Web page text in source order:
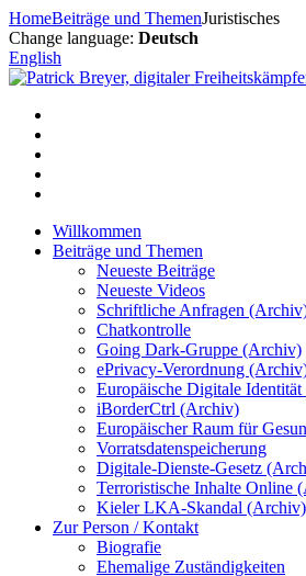
Zum
Inhalt
springen
HomeBeiträge und ThemenJuristisches
Change language: Deutsch
English
Willkommen
Beiträge und Themen
Neueste Beiträge
Neueste Videos
Schriftliche Anfragen
Chatkontrolle
Going Dark-Gruppe (Archiv)
ePrivacy-Verordnung
Europäische Digitale
iBorderCtrl (Archiv)
Europäischer Raum für
Vorratsdatenspeicherung
Digitale-Dienste-Gesetz
Terroristische Inhalte Online
Kieler LKA-Skandal (Archiv)
Zur Person / Kontakt
Biografie
Ehemalige Zuständigkeiten